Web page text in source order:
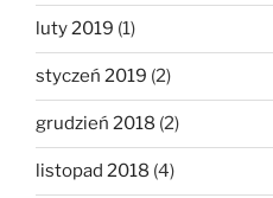
luty 2019 (1)
styczeń 2019 (2)
grudzień 2018 (2)
listopad 2018 (4)